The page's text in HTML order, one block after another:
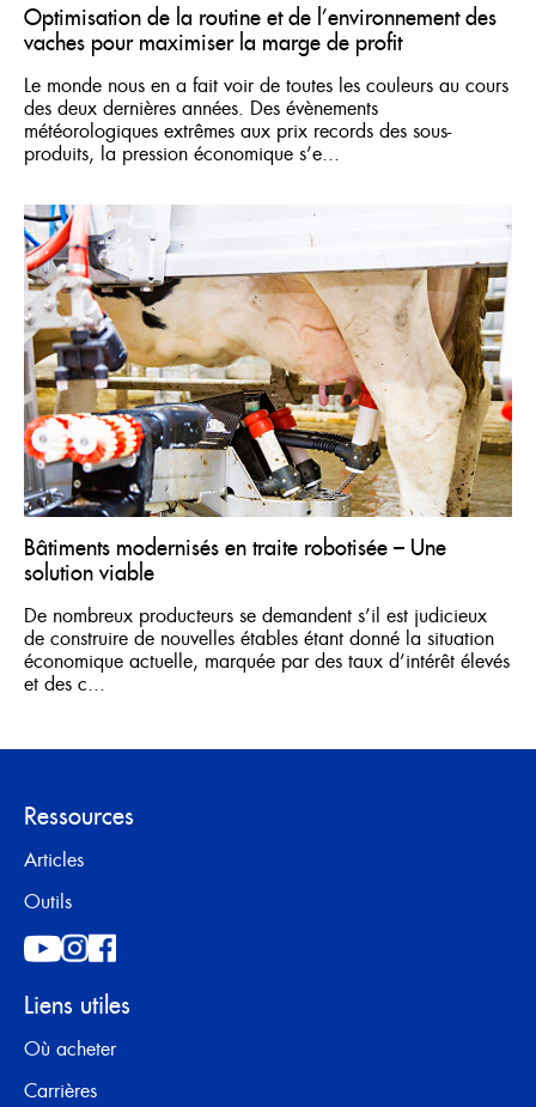
Optimisation de la routine et de l’environnement des
vaches pour maximiser la marge de profit
Le monde nous en a fait voir de toutes les couleurs au cours
des deux dernières années. Des évènements
météorologiques extrêmes aux prix records des sous-
produits, la pression économique s’e...
Bâtiments modernisés en traite robotisée – Une
solution viable
De nombreux producteurs se demandent s’il est judicieux
de construire de nouvelles étables étant donné la situation
économique actuelle, marquée par des taux d’intérêt élevés
et des c...
Ressources
Articles
Outils
Liens utiles
Où acheter
Carrières